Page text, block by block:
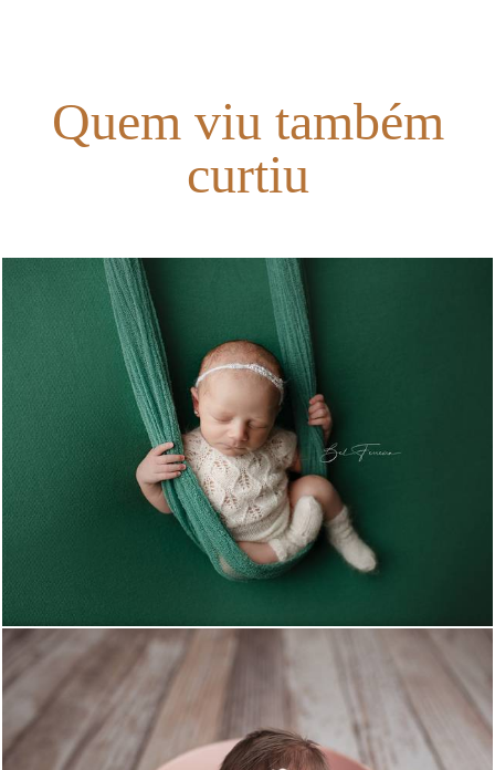
Quem viu também
curtiu
1329 0